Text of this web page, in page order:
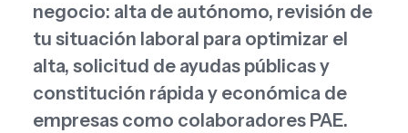
negocio: alta de autónomo, revisión de
tu situación laboral para optimizar el
alta, solicitud de ayudas públicas y
constitución rápida y económica de
empresas como colaboradores PAE.